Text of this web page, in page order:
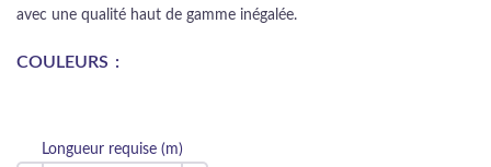
avec une qualité haut de gamme inégalée.
COULEURS
Longueur requise (m)